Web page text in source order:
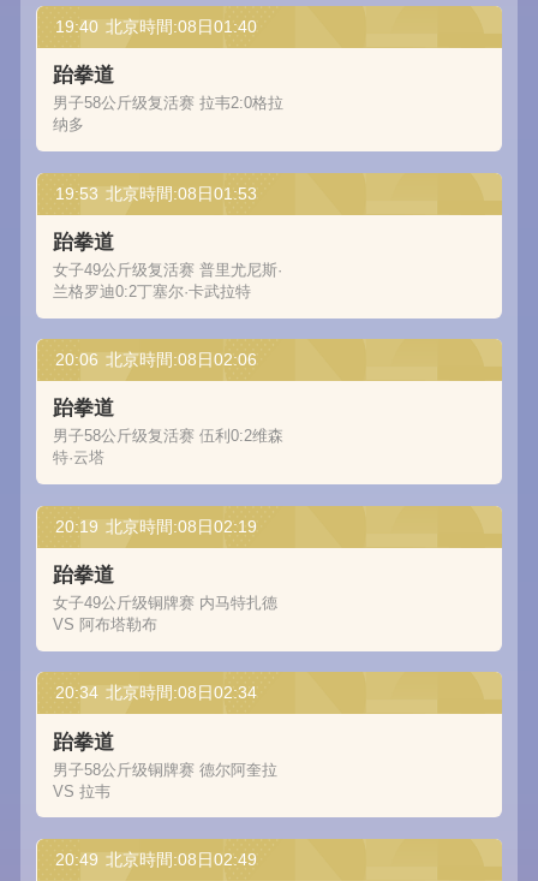
19:40 北京時間:08日01:40
跆拳道
男子58公斤级复活赛 拉韦2:0格拉
纳多
19:53 北京時間:08日01:53
跆拳道
女子49公斤级复活赛 普里尤尼斯·
兰格罗迪0:2丁塞尔·卡武拉特
20:06 北京時間:08日02:06
跆拳道
男子58公斤级复活赛 伍利0:2维森
特·云塔
20:19 北京時間:08日02:19
跆拳道
女子49公斤级铜牌赛 内马特扎德
VS 阿布塔勒布
20:34 北京時間:08日02:34
跆拳道
男子58公斤级铜牌赛 德尔阿奎拉
VS 拉韦
20:49 北京時間:08日02:49